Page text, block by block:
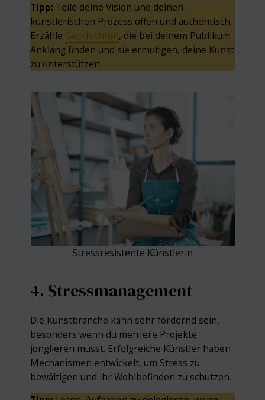
Tipp: Teile deine Vision und deinen
künstlerischen Prozess offen und authentisch.
Erzähle Geschichten, die bei deinem Publikum
Anklang finden und sie ermutigen, deine Kunst
zu unterstützen.
Stressresistente Künstlerin
4. Stressmanagement
Die Kunstbranche kann sehr fordernd sein,
besonders wenn du mehrere Projekte
jonglieren musst. Erfolgreiche Künstler haben
Mechanismen entwickelt, um Stress zu
bewältigen und ihr Wohlbefinden zu schützen.